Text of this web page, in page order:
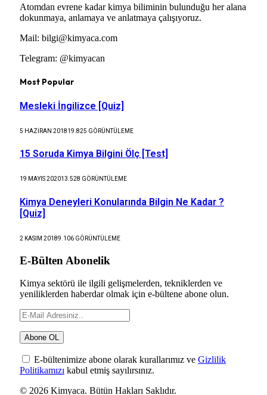
Atomdan evrene kadar kimya biliminin bulunduğu her alana
dokunmaya, anlamaya ve anlatmaya çalışıyoruz.
Mail: bilgi@kimyaca.com
Telegram: @kimyacan
Most Popular
Mesleki İngilizce [Quiz]
5 HAZIRAN 201819.825 GÖRÜNTÜLEME
15 Soruda Kimya Bilgini Ölç [Test]
19 MAYIS 202013.528 GÖRÜNTÜLEME
Kimya Deneyleri Konularında Bilgin Ne Kadar ?
[Quiz]
2 KASIM 20189.106 GÖRÜNTÜLEME
E-Bülten Abonelik
Kimya sektörü ile ilgili gelişmelerden, tekniklerden ve
yeniliklerden haberdar olmak için e-bültene abone olun.
E-bültenimize abone olarak kurallarımız ve Gizlilik
Politikamızı kabul etmiş sayılırsınız.
© 2026 Kimyaca. Bütün Hakları Saklıdır.